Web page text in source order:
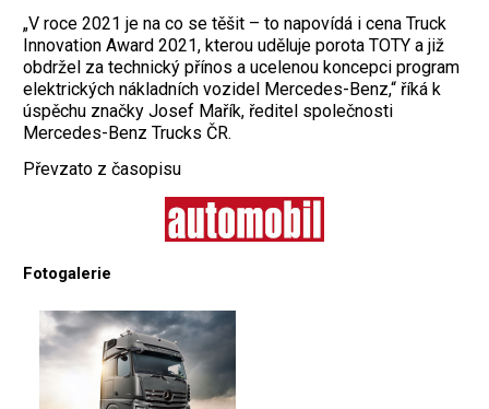
„V roce 2021 je na co se těšit – to napovídá i cena Truck
Innovation Award 2021, kterou uděluje porota TOTY a již
obdržel za technický přínos a ucelenou koncepci program
elektrických nákladních vozidel Mercedes-Benz,“ říká k
úspěchu značky Josef Mařík, ředitel společnosti
Mercedes-Benz Trucks ČR.
Převzato z časopisu
Fotogalerie